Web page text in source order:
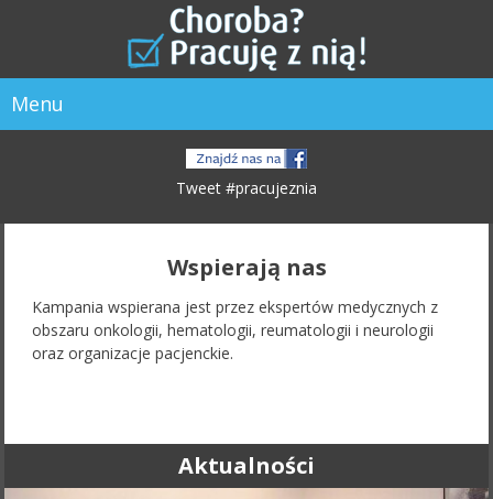
Menu
Tweet #pracujeznia
Wspierają nas
Kampania wspierana jest przez ekspertów medycznych z
obszaru onkologii, hematologii, reumatologii i neurologii
oraz organizacje pacjenckie.
Aktualności